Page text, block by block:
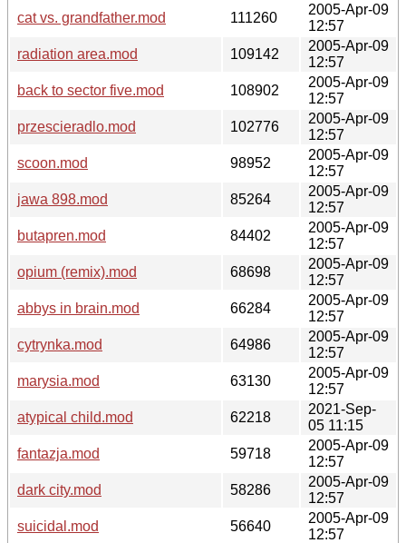
cat vs. grandfather.mod
111260
2005-Apr-09
12:57
radiation area.mod
109142
2005-Apr-09
12:57
back to sector five.mod
108902
2005-Apr-09
12:57
przescieradlo.mod
102776
2005-Apr-09
12:57
scoon.mod
98952
2005-Apr-09
12:57
jawa 898.mod
85264
2005-Apr-09
12:57
butapren.mod
84402
2005-Apr-09
12:57
opium (remix).mod
68698
2005-Apr-09
12:57
abbys in brain.mod
66284
2005-Apr-09
12:57
cytrynka.mod
64986
2005-Apr-09
12:57
marysia.mod
63130
2005-Apr-09
12:57
atypical child.mod
62218
2021-Sep-
05 11:15
fantazja.mod
59718
2005-Apr-09
12:57
dark city.mod
58286
2005-Apr-09
12:57
suicidal.mod
56640
2005-Apr-09
12:57